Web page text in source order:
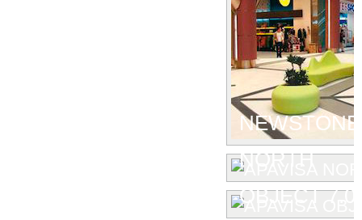
NEWSTONE
NORTH
OBJECT 7.0